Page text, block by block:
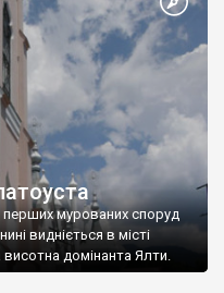
перших мурованих споруд
видніється в місті
домінанта Ялти.